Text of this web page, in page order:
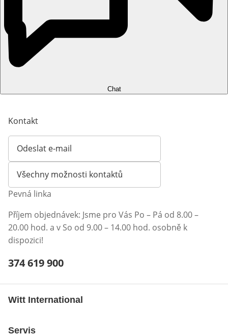
Chat
Kontakt
Odeslat e-mail
Otevírá e-mailového klienta
Všechny možnosti kontaktů
Pevná linka
Příjem objednávek: Jsme pro Vás Po – Pá od 8.00 –
20.00 hod. a v So od 9.00 – 14.00 hod. osobně k
dispozici!
Telefonní číslo:
374 619 900
Witt International
Servis